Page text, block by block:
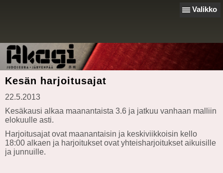
Valikko
Kesän harjoitusajat
22.5.2013
Kesäkausi alkaa maanantaista 3.6 ja jatkuu vanhaan malliin
elokuulle asti.
Harjoitusajat ovat maanantaisin ja keskiviikkoisin kello
18:00 alkaen ja harjoitukset ovat yhteisharjoitukset aikuisille
ja junnuille.